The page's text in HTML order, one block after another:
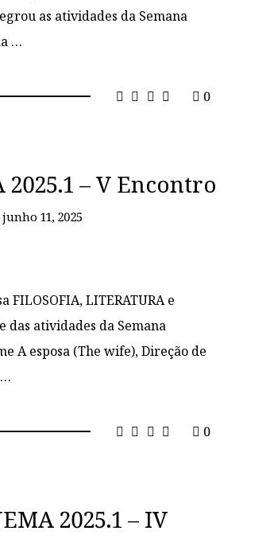
as atividades da Semana
…
0
2025.1 – V Encontro
11, 2025
LITERATURA e
das atividades da Semana
A esposa (The wife), Direção de
0
2025.1 – IV